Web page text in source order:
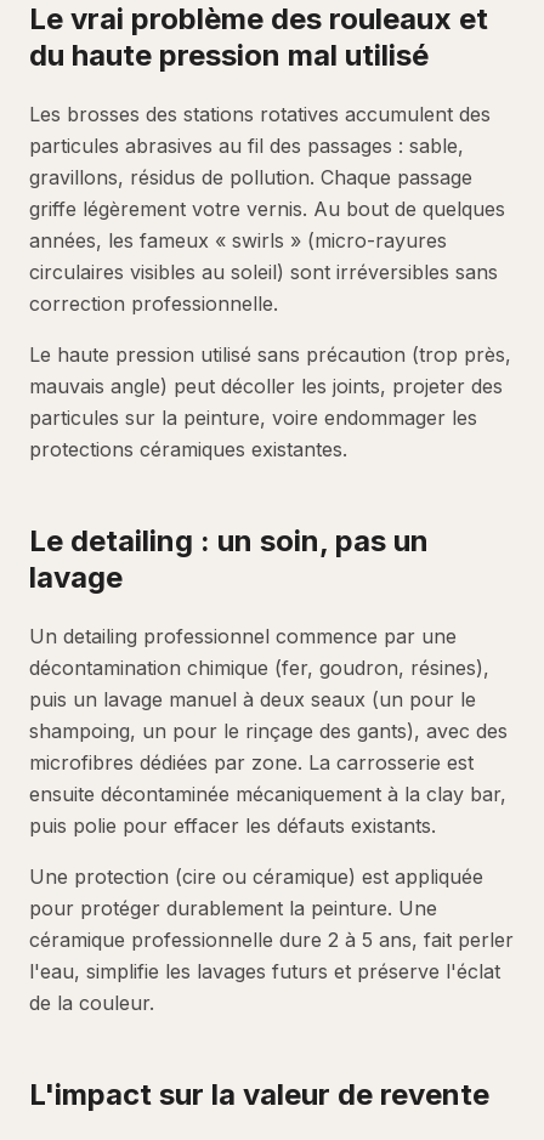
Le vrai problème des rouleaux et
du haute pression mal utilisé
Les brosses des stations rotatives accumulent des
particules abrasives au fil des passages : sable,
gravillons, résidus de pollution. Chaque passage
griffe légèrement votre vernis. Au bout de quelques
années, les fameux « swirls » (micro-rayures
circulaires visibles au soleil) sont irréversibles sans
correction professionnelle.
Le haute pression utilisé sans précaution (trop près,
mauvais angle) peut décoller les joints, projeter des
particules sur la peinture, voire endommager les
protections céramiques existantes.
Le detailing : un soin, pas un
lavage
Un detailing professionnel commence par une
décontamination chimique (fer, goudron, résines),
puis un lavage manuel à deux seaux (un pour le
shampoing, un pour le rinçage des gants), avec des
microfibres dédiées par zone. La carrosserie est
ensuite décontaminée mécaniquement à la clay bar,
puis polie pour effacer les défauts existants.
Une protection (cire ou céramique) est appliquée
pour protéger durablement la peinture. Une
céramique professionnelle dure 2 à 5 ans, fait perler
l'eau, simplifie les lavages futurs et préserve l'éclat
de la couleur.
L'impact sur la valeur de revente